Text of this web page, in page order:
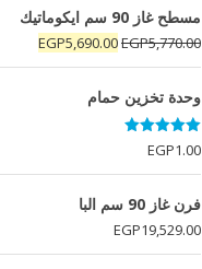
مسطح غاز 90 سم ايكوماتيك
EGP5,770.00
السعر
الأصلي
هو:
EGP5,690.00
السعر
الحالي
وحدة تخزين حمام
تم التقييم
5.00
من 5
EGP1.00
فرن غاز 90 سم البا
EGP19,529.00